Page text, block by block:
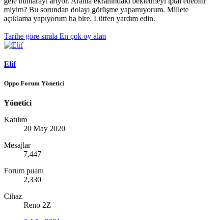
miyim? Bu sorundan dolayı görüşme yapamıyorum. Millete
açıklama yapıyorum ha bire. Lütfen yardım edin.
Tarihe göre sırala En çok oy alan
Elif
Oppo Forum Yönetici
Yönetici
Katılım
20 May 2020
Mesajlar
7,447
Forum puanı
2,330
Cihaz
Reno 2Z